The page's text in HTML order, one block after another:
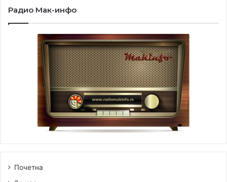
Радио Мак-инфо
Почетна